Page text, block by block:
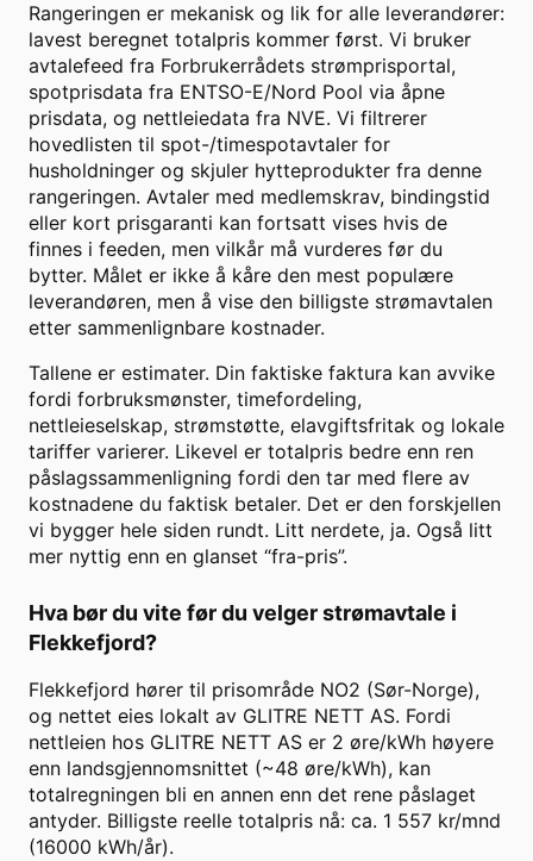
Rangeringen er mekanisk og lik for alle leverandører:
lavest beregnet totalpris kommer først. Vi bruker
avtalefeed fra Forbrukerrådets strømprisportal,
spotprisdata fra ENTSO-E/Nord Pool via åpne
prisdata, og nettleiedata fra NVE. Vi filtrerer
hovedlisten til spot-/timespotavtaler for
husholdninger og skjuler hytteprodukter fra denne
rangeringen. Avtaler med medlemskrav, bindingstid
eller kort prisgaranti kan fortsatt vises hvis de
finnes i feeden, men vilkår må vurderes før du
bytter. Målet er ikke å kåre den mest populære
leverandøren, men å vise den billigste strømavtalen
etter sammenlignbare kostnader.
Tallene er estimater. Din faktiske faktura kan avvike
fordi forbruksmønster, timefordeling,
nettleieselskap, strømstøtte, elavgiftsfritak og lokale
tariffer varierer. Likevel er totalpris bedre enn ren
påslagssammenligning fordi den tar med flere av
kostnadene du faktisk betaler. Det er den forskjellen
vi bygger hele siden rundt. Litt nerdete, ja. Også litt
mer nyttig enn en glanset “fra-pris”.
Hva bør du vite før du velger strømavtale i
Flekkefjord?
Flekkefjord hører til prisområde NO2 (Sør-Norge),
og nettet eies lokalt av GLITRE NETT AS. Fordi
nettleien hos GLITRE NETT AS er 2 øre/kWh høyere
enn landsgjennomsnittet (~48 øre/kWh), kan
totalregningen bli en annen enn det rene påslaget
antyder. Billigste reelle totalpris nå: ca. 1 557 kr/mnd
(16000 kWh/år).